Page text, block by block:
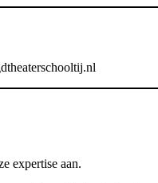
expertise aan.